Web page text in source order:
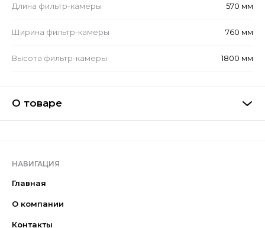
Длина фильтр-камеры 570 мм
Ширина фильтр-камеры 760 мм
Высота фильтр-камеры 1800 мм
О товаре
НАВИГАЦИЯ
Главная
О компании
Контакты